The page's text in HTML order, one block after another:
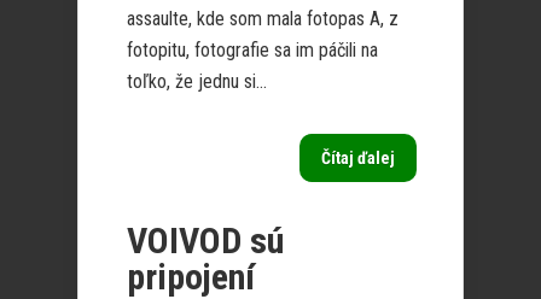
assaulte, kde som mala fotopas A, z
fotopitu, fotografie sa im páčili na
toľko, že jednu si...
Čítaj ďalej
VOIVOD sú
pripojení